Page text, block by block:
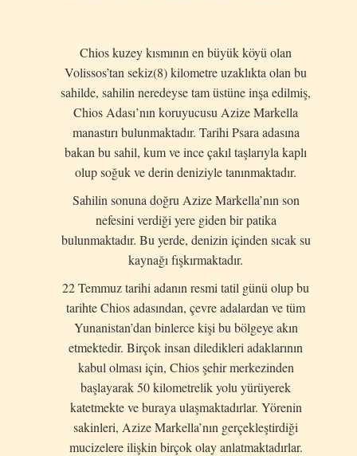
Chios kuzey kısmının en büyük köyü olan
Volissos’tan sekiz(8) kilometre uzaklıkta olan bu
sahilde, sahilin neredeyse tam üstüne inşa edilmiş,
Chios Adası’nın koruyucusu Azize Markella
manastırı bulunmaktadır. Tarihi Psara adasına
bakan bu sahil, kum ve ince çakıl taşlarıyla kaplı
olup soğuk ve derin deniziyle tanınmaktadır.
Sahilin sonuna doğru Azize Markella’nın son
nefesini verdiği yere giden bir patika
bulunmaktadır. Bu yerde, denizin içinden sıcak su
kaynağı fışkırmaktadır.
22 Temmuz tarihi adanın resmi tatil günü olup bu
tarihte Chios adasından, çevre adalardan ve tüm
Yunanistan’dan binlerce kişi bu bölgeye akın
etmektedir. Birçok insan diledikleri adaklarının
kabul olması için, Chios şehir merkezinden
başlayarak 50 kilometrelik yolu yürüyerek
katetmekte ve buraya ulaşmaktadırlar. Yörenin
sakinleri, Azize Markella’nın gerçekleştirdiği
mucizelere ilişkin birçok olay anlatmaktadırlar.